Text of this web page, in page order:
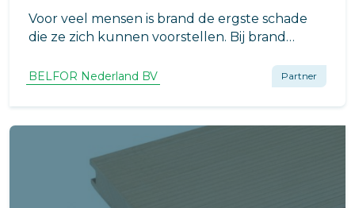
Voor veel mensen is brand de ergste schade
die ze zich kunnen voorstellen. Bij brand
vlammen waarbij zaken volledig verloren
gaan. Maar gelukkig kan er na brand vaak nog
veel hersteld worden.
BELFOR Nederland BV Partner